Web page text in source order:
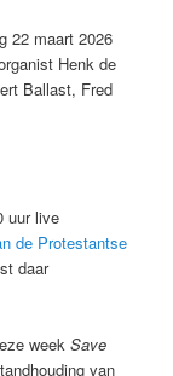
22 maart 2026
Henk de
Ballast, Fred
uur live
de Protestantse
daar
weekSave
van